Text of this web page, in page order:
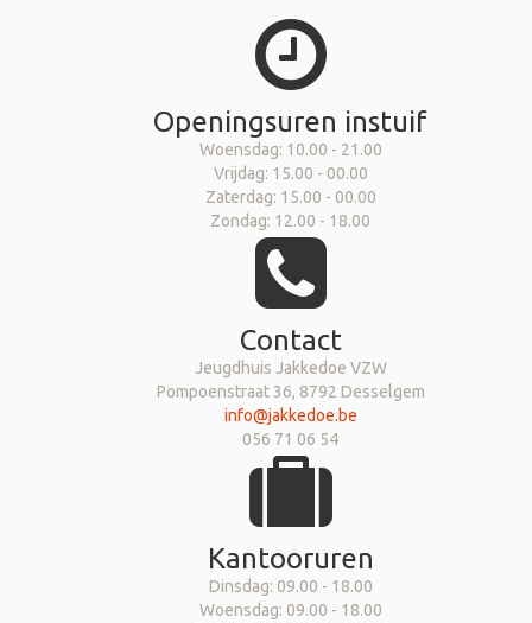
Openingsuren instuif
Woensdag: 10.00 - 21.00
Vrijdag: 15.00 - 00.00
Zaterdag: 15.00 - 00.00
Zondag: 12.00 - 18.00
Contact
Jeugdhuis Jakkedoe VZW
Pompoenstraat 36, 8792 Desselgem
info@jakkedoe.be
056 71 06 54
Kantooruren
Dinsdag: 09.00 - 18.00
Woensdag: 09.00 - 18.00